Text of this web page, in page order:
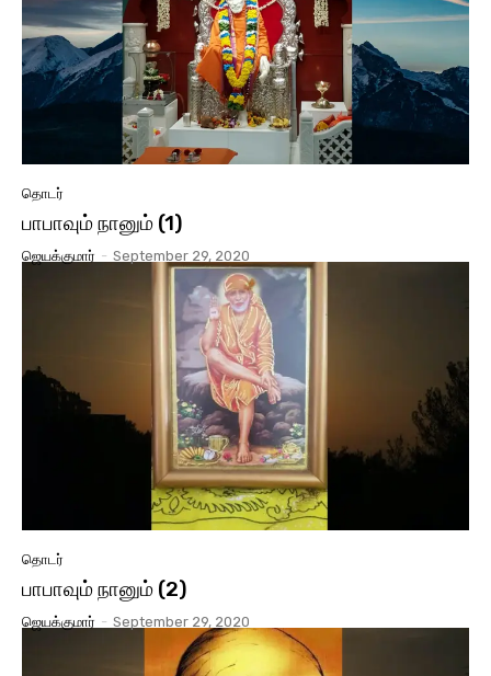
தொடர்
பாபாவும் நானும் (1)
ஜெயக்குமார் - September 29, 2020
தொடர்
பாபாவும் நானும் (2)
ஜெயக்குமார் - September 29, 2020